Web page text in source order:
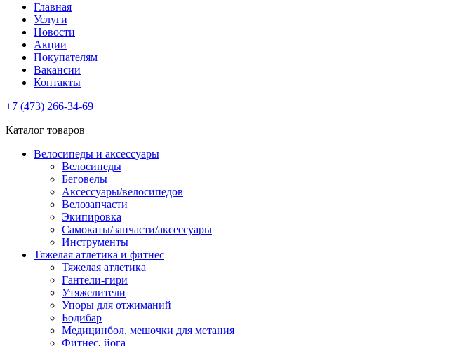
Главная
Услуги
Новости
Акции
Покупателям
Вакансии
Контакты
+7 (473) 266-34-69
Каталог товаров
Велосипеды и аксессуары
Велосипеды
Беговелы
Аксессуары/велосипедов
Велозапчасти
Экипировка
Самокаты/запчасти/аксессуары
Инструменты
Тяжелая атлетика и фитнес
Тяжелая атлетика
Гантели-гири
Утяжелители
Упоры для отжиманий
Бодибар
Медицинбол, мешочки для метания
Фитнес, йога